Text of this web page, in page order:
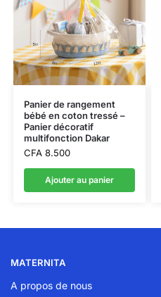
Panier de rangement
bébé en coton tressé –
Panier décoratif
multifonction Dakar
CFA8.500
Ajouter au panier
MATERNITA
A propos de nous